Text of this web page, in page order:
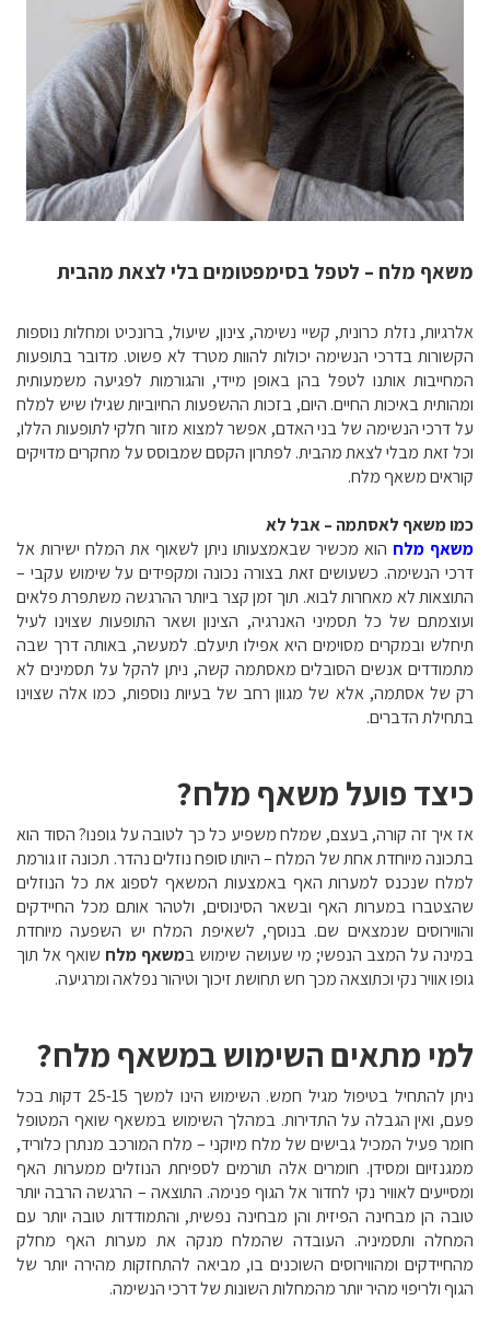
משאף מלח – לטפל בסימפטומים בלי לצאת מהבית
אלרגיות, נזלת כרונית, קשיי נשימה, צינון, שיעול, ברונכיט ומחלות נוספות
הקשורות בדרכי הנשימה יכולות להוות מטרד לא פשוט. מדובר בתופעות
המחייבות אותנו לטפל בהן באופן מיידי, והגורמות לפגיעה משמעותית
ומהותית באיכות החיים. היום, בזכות ההשפעות החיוביות שגילו שיש למלח
על דרכי הנשימה של בני האדם, אפשר למצוא מזור חלקי לתופעות הללו,
וכל זאת מבלי לצאת מהבית. לפתרון הקסם שמבוסס על מחקרים מדויקים
קוראים משאף מלח.
כמו משאף לאסתמה – אבל לא
משאף מלח הוא מכשיר שבאמצעותו ניתן לשאוף את המלח ישירות אל
דרכי הנשימה. כשעושים זאת בצורה נכונה ומקפידים על שימוש עקבי –
התוצאות לא מאחרות לבוא. תוך זמן קצר ביותר ההרגשה משתפרת פלאים
ועוצמתם של כל תסמיני האנרגיה, הצינון ושאר התופעות שצוינו לעיל
תיחלש ובמקרים מסוימים היא אפילו תיעלם. למעשה, באותה דרך שבה
מתמודדים אנשים הסובלים מאסתמה קשה, ניתן להקל על תסמינים לא
רק של אסתמה, אלא של מגוון רחב של בעיות נוספות, כמו אלה שצוינו
בתחילת הדברים.
כיצד פועל משאף מלח?
אז איך זה קורה, בעצם, שמלח משפיע כל כך לטובה על גופנו? הסוד הוא
בתכונה מיוחדת אחת של המלח – היותו סופח נוזלים נהדר. תכונה זו גורמת
למלח שנכנס למערות האף באמצעות המשאף לספוג את כל הנוזלים
שהצטברו במערות האף ובשאר הסינוסים, ולטהר אותם מכל החיידקים
והווירוסים שנמצאים שם. בנוסף, לשאיפת המלח יש השפעה מיוחדת
במינה על המצב הנפשי; מי שעושה שימוש במשאף מלח שואף אל תוך
גופו אוויר נקי וכתוצאה מכך חש תחושת זיכוך וטיהור נפלאה ומרגיעה.
למי מתאים השימוש במשאף מלח?
ניתן להתחיל בטיפול מגיל חמש. השימוש הינו למשך 25-15 דקות בכל
פעם, ואין הגבלה על התדירות. במהלך השימוש במשאף שואף המטופל
חומר פעיל המכיל גבישים של מלח מיוקני – מלח המורכב מנתרן כלוריד,
ממגנזיום ומסידן. חומרים אלה תורמים לספיחת הנוזלים ממערות האף
ומסייעים לאוויר נקי לחדור אל הגוף פנימה. התוצאה – הרגשה הרבה יותר
טובה הן מבחינה הפיזית והן מבחינה נפשית, והתמודדות טובה יותר עם
המחלה ותסמיניה. העובדה שהמלח מנקה את מערות האף מחלק
מהחיידקים ומהווירוסים השוכנים בו, מביאה להתחזקות מהירה יותר של
הגוף ולריפוי מהיר יותר מהמחלות השונות של דרכי הנשימה.